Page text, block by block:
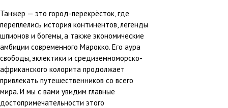
Танжер — это город-перекрёсток, где
переплелись история континентов, легенды
шпионов и богемы, а также экономические
амбиции современного Марокко. Его аура
свободы, эклектики и средиземноморско-
африканского колорита продолжает
привлекать путешественников со всего
мира. И мы с вами увидим главные
достопримечательности этого